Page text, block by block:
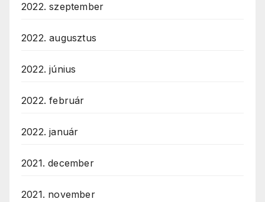
2022. szeptember
2022. augusztus
2022. június
2022. február
2022. január
2021. december
2021. november